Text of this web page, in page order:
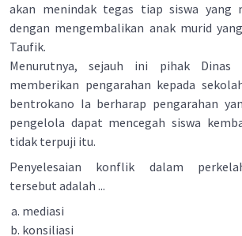
akan menindak tegas tiap siswa yang
dengan mengembalikan anak murid
Taufik.
Menurutnya, sejauh ini pihak Dinas
memberikan pengarahan kepada
bentrokano Ia berharap pengarahan
pengelola dapat mencegah siswa
tidak terpuji itu.
Penyelesaian konflik dalam
tersebut adalah ...
mediasi
konsiliasi